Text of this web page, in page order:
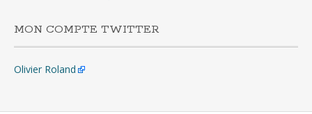
MON COMPTE TWITTER
Olivier Roland